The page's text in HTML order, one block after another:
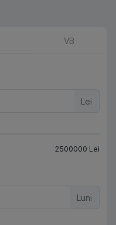
VB
Lei
2500000 Lei
Luni